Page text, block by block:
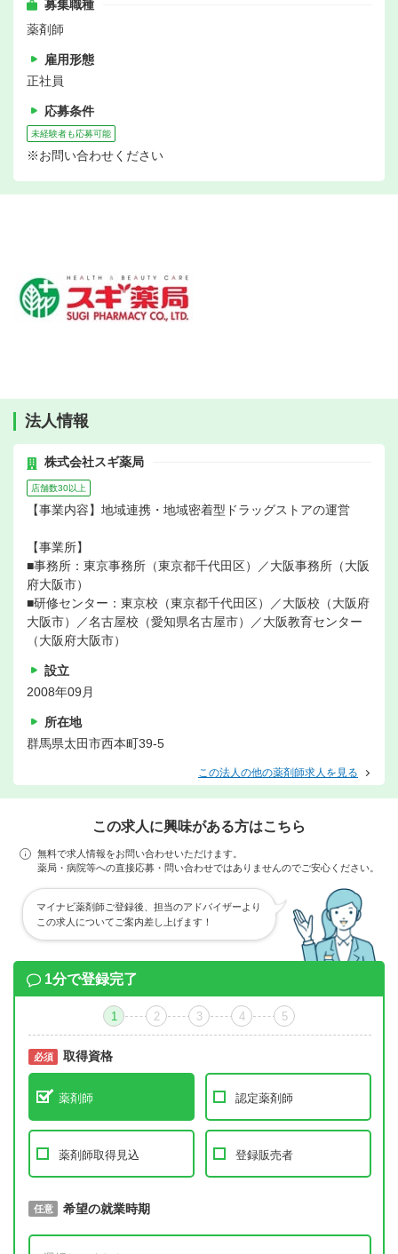
募集職種
薬剤師
雇用形態
正社員
応募条件
未経験者も応募可能
※お問い合わせください
法人情報
株式会社スギ薬局
店舗数30以上
【事業内容】地域連携・地域密着型ドラッグストアの運営
【事業所】
■事務所：東京事務所（東京都千代田区）／大阪事務所（大阪
府大阪市）
■研修センター：東京校（東京都千代田区）／大阪校（大阪府
大阪市）／名古屋校（愛知県名古屋市）／大阪教育センター
（大阪府大阪市）
設立
2008年09月
所在地
群馬県太田市西本町39-5
この法人の他の薬剤師求人を見る
この求人に興味がある方はこちら
無料で求人情報をお問い合わせいただけます。
薬局・病院等への直接応募・問い合わせではありませんのでご安心ください。
マイナビ薬剤師ご登録後、担当のアドバイザーより
この求人についてご案内差し上げます！
1分で登録完了
1 2 3 4 5
必須 取得資格
薬剤師 認定薬剤師
薬剤師取得見込 登録販売者
必須 取得予定年
任意 希望の就業時期